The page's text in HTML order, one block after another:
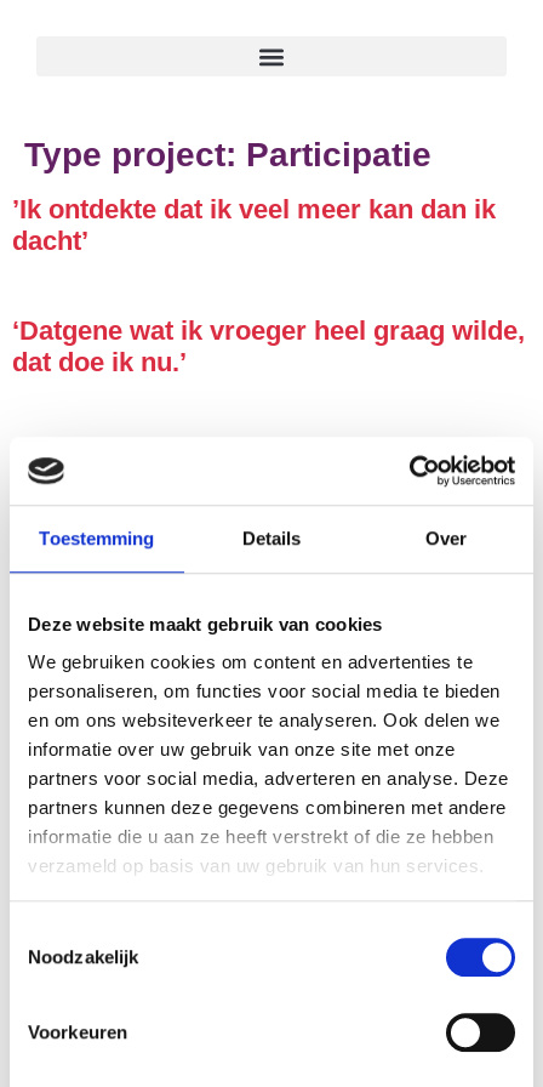
Toestemming Details Over
Deze website maakt gebruik van cookies
We gebruiken cookies om content en advertenties te
personaliseren, om functies voor social media te bieden
en om ons websiteverkeer te analyseren. Ook delen we
informatie over uw gebruik van onze site met onze
partners voor social media, adverteren en analyse. Deze
partners kunnen deze gegevens combineren met andere
informatie die u aan ze heeft verstrekt of die ze hebben
verzameld op basis van uw gebruik van hun services.
Noodzakelijk
Voorkeuren
Type project: Participatie
’Ik ontdekte dat ik veel meer kan dan ik
dacht’
‘Datgene wat ik vroeger heel graag wilde,
dat doe ik nu.’
Iedereen kan hier iets bijdragen én
zichzelf zijn
‘Door deze opleiding ervaren deelnemers
‘Ik vind het belangrijk om iets te doen
waarmee ik verder kom in mijn leven’
’Ik ben door deze opleiding meer
gemotiveerd om naar mijn werk te gaan’
‘Mensen bieden mij hier wél de kans om
te groeien’
Deze medewerkers maken het verschil